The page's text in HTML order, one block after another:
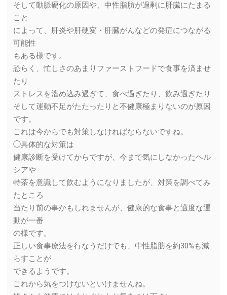
そして動脈硬化の原因や、中性脂肪が過剰に肝臓にたまる
こと
によって、肝炎や肝硬変・肝臓がんなどの発症につながる
可能性
もある様です。
恐らく、忙しさのあまりファーストフードで食事を済ませ
たり
ストレスを溜め込み過ぎて、食べ過ぎたり、飲み過ぎたり
そして運動不足がたたったりと不健康極まりないのが原因
です。
これは今からでも対策しなければならないですね。
◯具体的な対策は
健康診断を受けてからですが、今まで気にしなかったヘル
シアや
特茶を意識して飲むようになりましたが、対策を調べてみ
たところ
当たり前の事かもしれませんが、健康的な食事と適度な運
動が一番
の様です。
正しい食事療法を行なうだけでも、中性脂肪を約30%も減
らすことが
できるようです。
これから気をつけないといけませんね。